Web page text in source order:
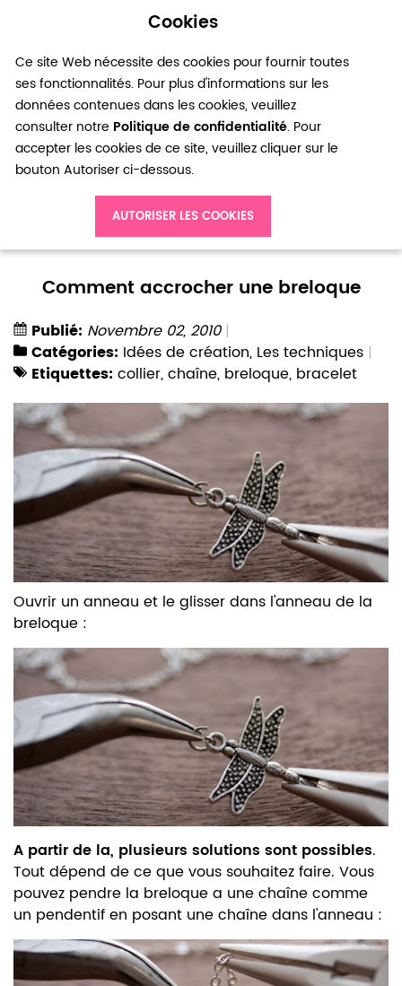
Cookies
Ce site Web nécessite des cookies pour fournir toutes
ses fonctionnalités. Pour plus d'informations sur les
données contenues dans les cookies, veuillez
consulter notre Politique de confidentialité. Pour
accepter les cookies de ce site, veuillez cliquer sur le
bouton Autoriser ci-dessous.
AUTORISER LES COOKIES
0
Blog
Idées de création
Comment accrocher une breloque
Comment accrocher une breloque
Publié: Novembre 02, 2010
Catégories: Idées de création, Les techniques
Etiquettes: collier,chaîne, breloque, bracelet
Ouvrir un anneau et le glisser dans l'anneau de la
breloque :
A partir de la, plusieurs solutions sont possibles.
Tout dépend de ce que vous souhaitez faire. Vous
pouvez pendre la breloque a une chaîne comme
un pendentif en posant une chaîne dans l'anneau :